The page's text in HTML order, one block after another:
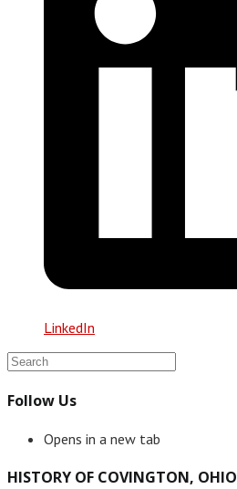
LinkedIn
Follow Us
Opens in a new tab
HISTORY OF COVINGTON, OHIO